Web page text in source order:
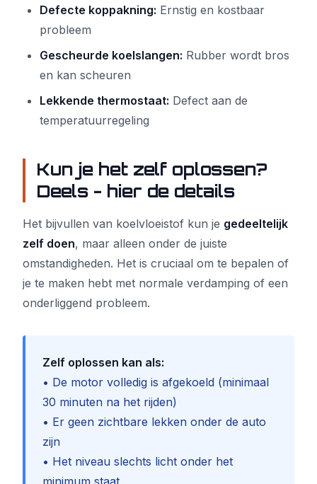
Defecte koppakning: Ernstig en kostbaar
probleem
Gescheurde koelslangen: Rubber wordt bros
en kan scheuren
Lekkende thermostaat: Defect aan de
temperatuurregeling
Kun je het zelf oplossen?
Deels - hier de details
Het bijvullen van koelvloeistof kun je gedeeltelijk
zelf doen, maar alleen onder de juiste
omstandigheden. Het is cruciaal om te bepalen of
je te maken hebt met normale verdamping of een
onderliggend probleem.
Zelf oplossen kan als:
• De motor volledig is afgekoeld (minimaal
30 minuten na het rijden)
• Er geen zichtbare lekken onder de auto
zijn
• Het niveau slechts licht onder het
minimum staat